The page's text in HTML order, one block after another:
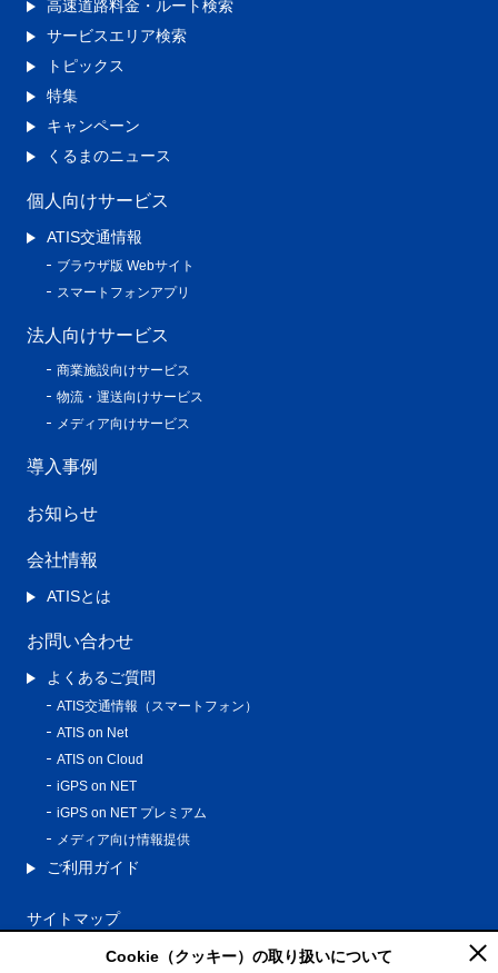
高速道路料金・ルート検索
サービスエリア検索
トピックス
特集
キャンペーン
くるまのニュース
個人向けサービス
ATIS交通情報
ブラウザ版 Webサイト
スマートフォンアプリ
法人向けサービス
商業施設向けサービス
物流・運送向けサービス
メディア向けサービス
導入事例
お知らせ
会社情報
ATISとは
お問い合わせ
よくあるご質問
ATIS交通情報（スマートフォン）
ATIS on Net
ATIS on Cloud
iGPS on NET
iGPS on NET プレミアム
メディア向け情報提供
ご利用ガイド
サイトマップ
プライバシーポリシー
Cookie（クッキー）の取り扱いについて